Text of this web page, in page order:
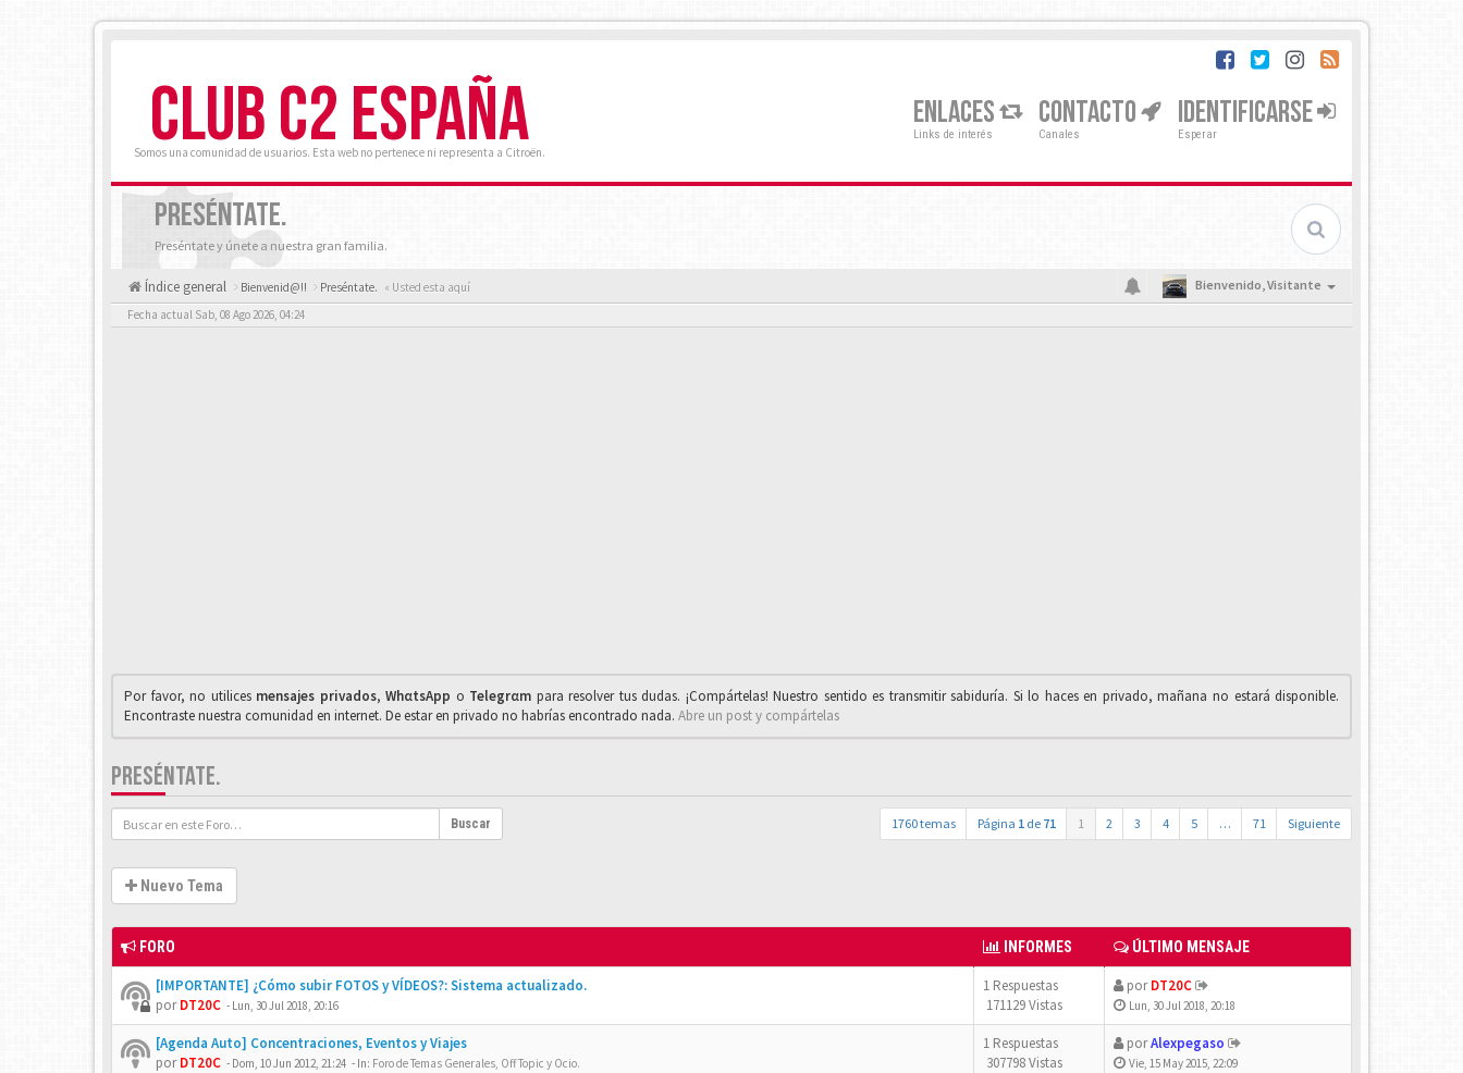
CLUB C2 ESPAÑA
Somos una comunidad de usuarios. Esta web no pertenece ni representa a Citroën.
ENLACES
Links de interés
CONTACTO
Canales
IDENTIFICARSE
Esperar
PRESÉNTATE.
Preséntate y únete a nuestra gran familia.
Índice general Bienvenid@!! Preséntate. « Usted esta aquí Bienvenido,Visitante
Fecha actual Sab, 08 Ago 2026, 04:24
Por favor, no utilices mensajes privados,WhαtsApp o Telegrαm para resolver tus dudas. ¡Compártelas! Nuestro sentido es transmitir sabiduría. Si lo haces en privado, mañana no estará disponible.
Encontraste nuestra comunidad en internet. De estar en privado no habrías encontrado nada. Abre un post y compártelas
PRESÉNTATE.
Buscar 1760 temas Página 1 de 71 1 2 3 4 5 … 71 Siguiente
Nuevo Tema
FORO INFORMES ÚLTIMO MENSAJE
[IMPORTANTE] ¿Cómo subir FOTOS y VÍDEOS?: Sistema actualizado.
porDT20C - Lun, 30 Jul 2018, 20:16
1 Respuestas
171129 Vistas
porDT20C
Lun, 30 Jul 2018, 20:18
[Agenda Auto] Concentraciones, Eventos y Viajes
porDT20C - Dom, 10 Jun 2012, 21:24 - In: Foro de Temas Generales, Off Topic y Ocio.
1 Respuestas
307798 Vistas
porAlexpegaso
Vie, 15 May 2015, 22:09